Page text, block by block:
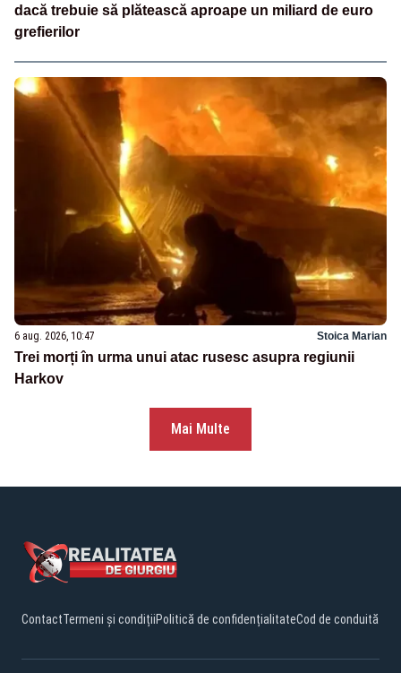
dacă trebuie să plătească aproape un miliard de euro
grefierilor
6 aug. 2026, 10:47 Stoica Marian
Trei morți în urma unui atac rusesc asupra regiunii
Harkov
Mai Multe
ContactTermeni și condițiiPolitică de confidențialitateCod de conduită